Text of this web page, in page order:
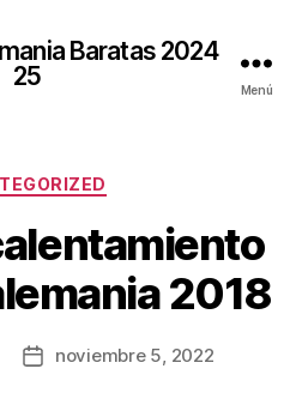
Baratas 2024
25
Menú
Categorías
2018
Fechanoviembre 5, 2022